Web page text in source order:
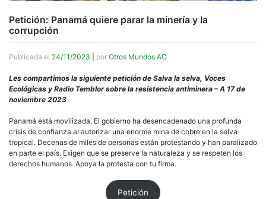
Petición: Panamá quiere parar la minería y la
corrupción
Publicada el 24/11/2023 por Otros Mundos AC
Les compartimos la siguiente petición de Salva la selva, Voces
Ecológicas y Radio Temblor sobre la resistencia antiminera – A 17 de
noviembre 2023
Panamá está movilizada. El gobierno ha desencadenado una profunda
crisis de confianza al autorizar una enorme mina de cobre en la selva
tropical. Decenas de miles de personas están protestando y han paralizado
en parte el país. Exigen que se preserve la naturaleza y se respeten los
derechos humanos. Apoya la protesta con tu firma.
Petición